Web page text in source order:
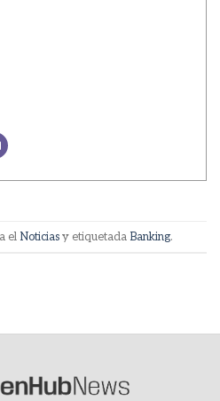
el Noticiasy etiquetada Banking.